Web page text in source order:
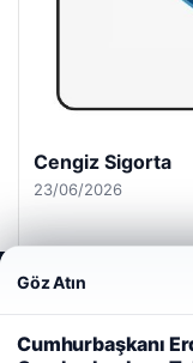
Cengiz Sigorta
23/06/2026
Web sitemizi nasıl
deneyiminizi
kullanıyoruz.
Çerez
Göz Atın
Cumhurbaşkanı